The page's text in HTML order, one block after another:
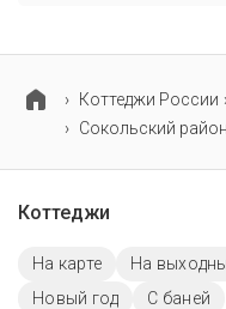
Коттеджи России
Сокольский район
Коттеджи
На карте На
Новый год
С баней